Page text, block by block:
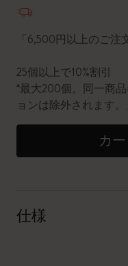
「6,500円以上のご注
25個以上で10%割引
*最大200個。同一商
ョンは除外されます。
カ
仕様